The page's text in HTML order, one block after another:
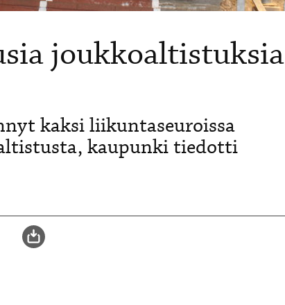
joukkoaltistuksia
kaksi liikuntaseuroissa
kaupunki tiedotti